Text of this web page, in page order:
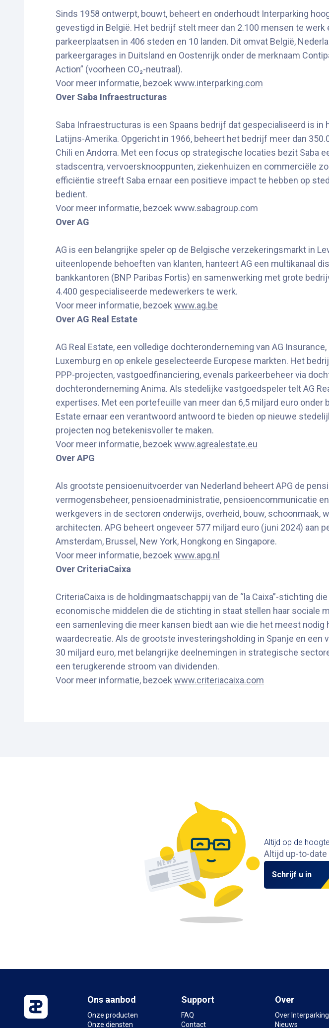
Sinds 1958 ontwerpt, bouwt, beheert en onderhoudt Interparking
gevestigd in België. Het bedrijf stelt meer dan 2.100 mensen te
parkeerplaatsen in 406 steden en 10 landen. Dit omvat België,
parkeergarages in Duitsland en Oostenrijk onder de merknaam
Action” (voorheen CO₂-neutraal).
Voor meer informatie, bezoek www.interparking.com
Over Saba Infraestructuras
Saba Infraestructuras is een Spaans bedrijf dat gespecialiseerd is
Latijns-Amerika. Opgericht in 1966, beheert het bedrijf meer dan
Chili en Andorra. Met een focus op strategische locaties bezit Saba
stadscentra, vervoersknooppunten, ziekenhuizen en commerciële
efficiëntie streeft Saba ernaar een positieve impact te hebben op
bedient.
Voor meer informatie, bezoek www.sabagroup.com
Over AG
AG is een belangrijke speler op de Belgische verzekeringsmarkt in
uiteenlopende behoeften van klanten, hanteert AG een multikanaal
bankkantoren (BNP Paribas Fortis) en samenwerking met grote
4.400 gespecialiseerde medewerkers te werk.
Voor meer informatie, bezoek www.ag.be
Over AG Real Estate
AG Real Estate, een volledige dochteronderneming van AG
Luxemburg en op enkele geselecteerde Europese markten. Het
PPP-projecten, vastgoedfinanciering, evenals parkeerbeheer via
dochteronderneming Anima. Als stedelijke vastgoedspeler telt AG
expertises. Met een portefeuille van meer dan 6,5 miljard euro onder
Estate ernaar een verantwoord antwoord te bieden op nieuwe
projecten nog betekenisvoller te maken.
Voor meer informatie, bezoek www.agrealestate.eu
Over APG
Als grootste pensioenuitvoerder van Nederland beheert APG de
vermogensbeheer, pensioenadministratie, pensioencommunicatie
werkgevers in de sectoren onderwijs, overheid, bouw,
architecten. APG beheert ongeveer 577 miljard euro (juni 2024) aan
Amsterdam, Brussel, New York, Hongkong en Singapore.
Voor meer informatie, bezoek www.apg.nl
Over CriteriaCaixa
CriteriaCaixa is de holdingmaatschappij van de “la Caixa”-stichting
economische middelen die de stichting in staat stellen haar sociale
een samenleving die meer kansen biedt aan wie die het meest
waardecreatie. Als de grootste investeringsholding in Spanje en een
30 miljard euro, met belangrijke deelnemingen in strategische
een terugkerende stroom van dividenden.
Voor meer informatie, bezoek www.criteriacaixa.com
Altijd op de
Altijd up-to-
Schrijf u in
Ons aanbod
Onze producten
Onze diensten
Support
FAQ
Contact
Over
Over Interparking
Nieuws